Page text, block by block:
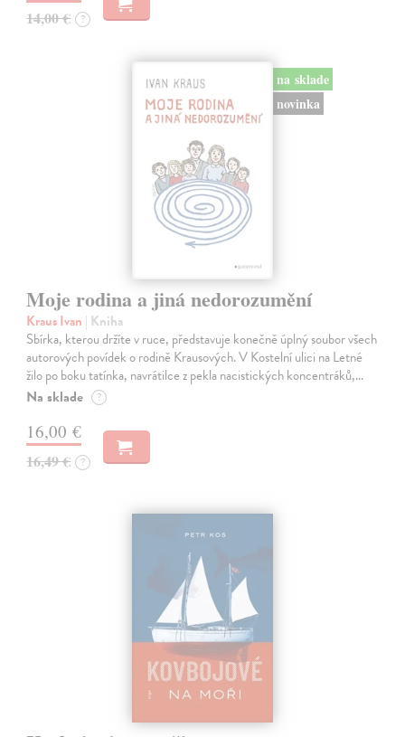
14,00 € ?
na sklade
novinka
Moje rodina a jiná nedorozumění
Kraus Ivan | Kniha
Sbírka, kterou držíte v ruce, představuje konečně úplný soubor všech
autorových povídek o rodině Krausových. V Kostelní ulici na Letné
žilo po boku tatínka, navrátilce z pekla nacistických koncentráků,…
Na sklade ?
16,00 €
16,49 € ?